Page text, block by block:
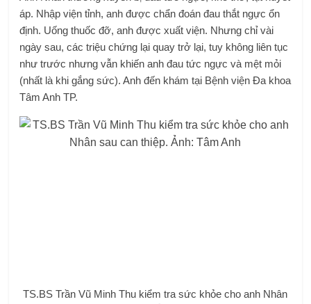
áp. Nhập viện tỉnh, anh được chẩn đoán đau thắt ngực ổn
định. Uống thuốc đỡ, anh được xuất viện. Nhưng chỉ vài
ngày sau, các triệu chứng lại quay trở lại, tuy không liên tục
như trước nhưng vẫn khiến anh đau tức ngực và mệt mỏi
(nhất là khi gắng sức). Anh đến khám tại Bệnh viện Đa khoa
Tâm Anh TP.
TS.BS Trần Vũ Minh Thu kiểm tra sức khỏe cho anh Nhân